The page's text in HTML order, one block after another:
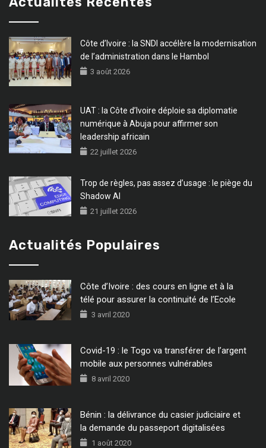
Côte d’Ivoire : la SNDI accélère la modernisation
de l’administration dans le Hambol
3 août 2026
UAT : la Côte d’Ivoire déploie sa diplomatie
numérique à Abuja pour affirmer son
leadership africain
22 juillet 2026
Trop de règles, pas assez d’usage : le piège du
Shadow AI
21 juillet 2026
Actualités Populaires
Côte d’Ivoire : des cours en ligne et à la
télé pour assurer la continuité de l’Ecole
3 avril 2020
Covid-19 : le Togo va transférer de l’argent
mobile aux personnes vulnérables
8 avril 2020
Bénin : la délivrance du casier judiciaire et
la demande du passeport digitalisées
1 août 2020